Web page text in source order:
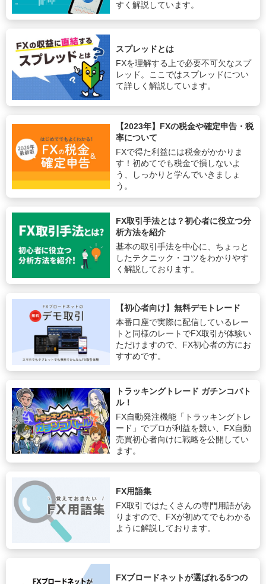
すく解説しています。
スプレッドとは
FXを理解する上で必要不可欠なスプ
レッド。ここではスプレッドについ
て詳しく解説しています。
【2023年】FXの税金や確定申告・税
率について
FXで得た利益には税金がかかりま
す！初めてでも税金で損しないよ
う、しっかりと学んでいきましょ
う。
FX取引手法とは？初心者に役立つ分
析方法を紹介
基本の取引手法を中心に、ちょっと
したテクニック・コツをわかりやす
く解説しております。
【初心者向け】無料デモトレード
本番口座で実際に配信しているレー
トと同様のレートでFX取引が体験い
ただけますので、FX初心者の方にお
すすめです。
トラッキングトレード ガチンコバト
ル！
FX自動発注機能「トラッキングトレ
ード」でプロが利益を競い、FX自動
売買初心者向けに戦略を公開してい
ます。
FX用語集
FX取引ではたくさんの専門用語があ
りますので、FXが初めてでもわかる
ように解説しております。
FXブロードネットが選ばれる5つの